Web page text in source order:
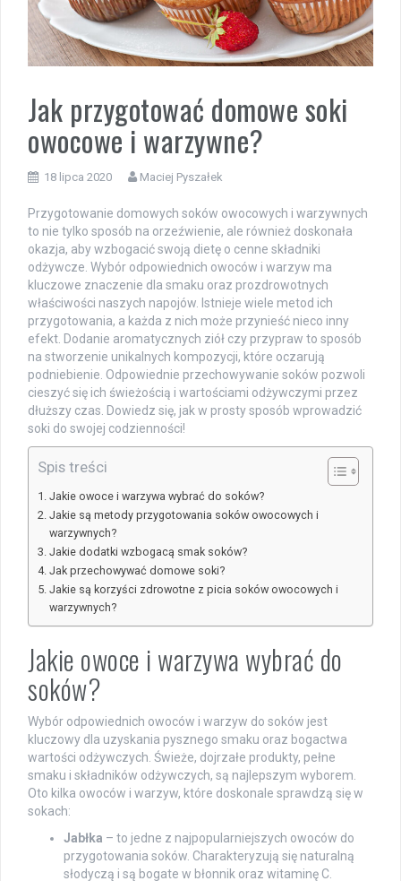
Jak przygotować domowe soki
owocowe i warzywne?
18 lipca 2020 Maciej Pyszałek
Przygotowanie domowych soków owocowych i warzywnych
to nie tylko sposób na orzeźwienie, ale również doskonała
okazja, aby wzbogacić swoją dietę o cenne składniki
odżywcze. Wybór odpowiednich owoców i warzyw ma
kluczowe znaczenie dla smaku oraz prozdrowotnych
właściwości naszych napojów. Istnieje wiele metod ich
przygotowania, a każda z nich może przynieść nieco inny
efekt. Dodanie aromatycznych ziół czy przypraw to sposób
na stworzenie unikalnych kompozycji, które oczarują
podniebienie. Odpowiednie przechowywanie soków pozwoli
cieszyć się ich świeżością i wartościami odżywczymi przez
dłuższy czas. Dowiedz się, jak w prosty sposób wprowadzić
soki do swojej codzienności!
Spis treści
Jakie owoce i warzywa wybrać do soków?
Jakie są metody przygotowania soków owocowych i
warzywnych?
Jakie dodatki wzbogacą smak soków?
Jak przechowywać domowe soki?
Jakie są korzyści zdrowotne z picia soków owocowych i
warzywnych?
Jakie owoce i warzywa wybrać do
soków?
Wybór odpowiednich owoców i warzyw do soków jest
kluczowy dla uzyskania pysznego smaku oraz bogactwa
wartości odżywczych. Świeże, dojrzałe produkty, pełne
smaku i składników odżywczych, są najlepszym wyborem.
Oto kilka owoców i warzyw, które doskonale sprawdzą się w
sokach:
Jabłka – to jedne z najpopularniejszych owoców do
przygotowania soków. Charakteryzują się naturalną
słodyczą i są bogate w błonnik oraz witaminę C.